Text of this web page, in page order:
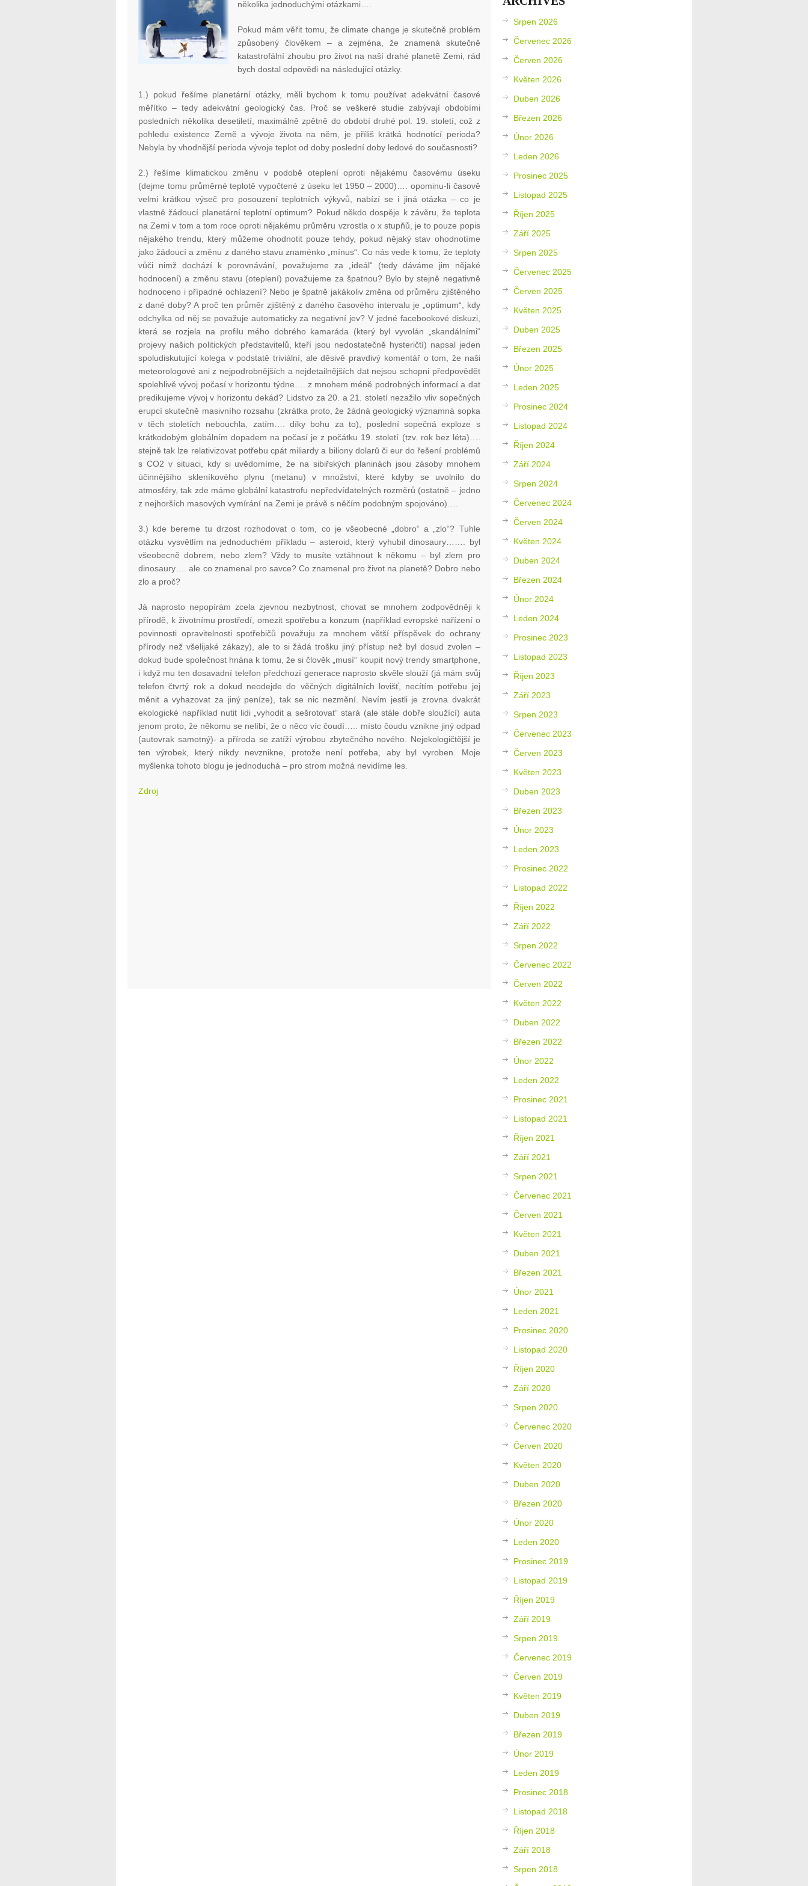
několika jednoduchými otázkami….
Pokud mám věřit tomu, že climate change je skutečně problém
způsobený člověkem – a zejména, že znamená skutečně
katastrofální zhoubu pro život na naší drahé planetě Zemi, rád
bych dostal odpovědi na následující otázky.
1.) pokud řešíme planetární otázky, měli bychom k tomu používat adekvátní časové
měřítko – tedy adekvátní geologický čas. Proč se veškeré studie zabývají obdobími
posledních několika desetiletí, maximálně zpětně do období druhé pol. 19. století, což z
pohledu existence Země a vývoje života na něm, je příliš krátká hodnotící perioda?
Nebyla by vhodnější perioda vývoje teplot od doby poslední doby ledové do současnosti?
2.) řešíme klimatickou změnu v podobě oteplení oproti nějakému časovému úseku
(dejme tomu průměrné teplotě vypočtené z úseku let 1950 – 2000)…. opominu-li časově
velmi krátkou výseč pro posouzení teplotních výkyvů, nabízí se i jiná otázka – co je
vlastně žádoucí planetární teplotní optimum? Pokud někdo dospěje k závěru, že teplota
na Zemi v tom a tom roce oproti nějakému průměru vzrostla o x stupňů, je to pouze popis
nějakého trendu, který můžeme ohodnotit pouze tehdy, pokud nějaký stav ohodnotíme
jako žádoucí a změnu z daného stavu znaménko „mínus“. Co nás vede k tomu, že teploty
vůči nimž dochází k porovnávání, považujeme za „ideál“ (tedy dáváme jim nějaké
hodnocení) a změnu stavu (oteplení) považujeme za špatnou? Bylo by stejně negativně
hodnoceno i případné ochlazení? Nebo je špatně jakákoliv změna od průměru zjištěného
z dané doby? A proč ten průměr zjištěný z daného časového intervalu je „optimum“, kdy
odchylka od něj se považuje automaticky za negativní jev? V jedné facebookové diskuzi,
která se rozjela na profilu mého dobrého kamaráda (který byl vyvolán „skandálními“
projevy našich politických představitelů, kteří jsou nedostatečně hysteričtí) napsal jeden
spoludiskutující kolega v podstatě triviální, ale děsivě pravdivý komentář o tom, že naši
meteorologové ani z nejpodrobnějších a nejdetailnějších dat nejsou schopni předpovědět
spolehlivě vývoj počasí v horizontu týdne…. z mnohem méně podrobných informací a dat
predikujeme vývoj v horizontu dekád? Lidstvo za 20. a 21. století nezažilo vliv sopečných
erupcí skutečně masivního rozsahu (zkrátka proto, že žádná geologický významná sopka
v těch stoletích nebouchla, zatím…. díky bohu za to), poslední sopečná exploze s
krátkodobým globálním dopadem na počasí je z počátku 19. století (tzv. rok bez léta)….
stejně tak lze relativizovat potřebu cpát miliardy a biliony dolarů či eur do řešení problémů
s CO2 v situaci, kdy si uvědomíme, že na sibiřských planinách jsou zásoby mnohem
účinnějšího skleníkového plynu (metanu) v množství, které kdyby se uvolnilo do
atmosféry, tak zde máme globální katastrofu nepředvídatelných rozměrů (ostatně – jedno
z nejhorších masových vymírání na Zemi je právě s něčím podobným spojováno)….
3.) kde bereme tu drzost rozhodovat o tom, co je všeobecné „dobro“ a „zlo“? Tuhle
otázku vysvětlím na jednoduchém příkladu – asteroid, který vyhubil dinosaury……. byl
všeobecně dobrem, nebo zlem? Vždy to musíte vztáhnout k někomu – byl zlem pro
dinosaury…. ale co znamenal pro savce? Co znamenal pro život na planetě? Dobro nebo
zlo a proč?
Já naprosto nepopírám zcela zjevnou nezbytnost, chovat se mnohem zodpovědněji k
přírodě, k životnímu prostředí, omezit spotřebu a konzum (například evropské nařízení o
povinnosti opravitelnosti spotřebičů považuju za mnohem větší příspěvek do ochrany
přírody než všelijaké zákazy), ale to si žádá trošku jiný přístup než byl dosud zvolen –
dokud bude společnost hnána k tomu, že si člověk „musí“ koupit nový trendy smartphone,
i když mu ten dosavadní telefon předchozí generace naprosto skvěle slouží (já mám svůj
telefon čtvrtý rok a dokud neodejde do věčných digitálních lovišť, necítím potřebu jej
měnit a vyhazovat za jiný peníze), tak se nic nezmění. Nevím jestli je zrovna dvakrát
ekologické například nutit lidi „vyhodit a sešrotovat“ stará (ale stále dobře sloužící) auta
jenom proto, že někomu se nelíbí, že o něco víc čoudí….. místo čoudu vznikne jiný odpad
(autovrak samotný)- a příroda se zatíží výrobou zbytečného nového. Nejekologičtější je
ten výrobek, který nikdy nevznikne, protože není potřeba, aby byl vyroben. Moje
myšlenka tohoto blogu je jednoduchá – pro strom možná nevidíme les.
Zdroj
Srpen 2026
Červenec 2026
Červen 2026
Květen 2026
Duben 2026
Březen 2026
Únor 2026
Leden 2026
Prosinec 2025
Listopad 2025
Říjen 2025
Září 2025
Srpen 2025
Červenec 2025
Červen 2025
Květen 2025
Duben 2025
Březen 2025
Únor 2025
Leden 2025
Prosinec 2024
Listopad 2024
Říjen 2024
Září 2024
Srpen 2024
Červenec 2024
Červen 2024
Květen 2024
Duben 2024
Březen 2024
Únor 2024
Leden 2024
Prosinec 2023
Listopad 2023
Říjen 2023
Září 2023
Srpen 2023
Červenec 2023
Červen 2023
Květen 2023
Duben 2023
Březen 2023
Únor 2023
Leden 2023
Prosinec 2022
Listopad 2022
Říjen 2022
Září 2022
Srpen 2022
Červenec 2022
Červen 2022
Květen 2022
Duben 2022
Březen 2022
Únor 2022
Leden 2022
Prosinec 2021
Listopad 2021
Říjen 2021
Září 2021
Srpen 2021
Červenec 2021
Červen 2021
Květen 2021
Duben 2021
Březen 2021
Únor 2021
Leden 2021
Prosinec 2020
Listopad 2020
Říjen 2020
Září 2020
Srpen 2020
Červenec 2020
Červen 2020
Květen 2020
Duben 2020
Březen 2020
Únor 2020
Leden 2020
Prosinec 2019
Listopad 2019
Říjen 2019
Září 2019
Srpen 2019
Červenec 2019
Červen 2019
Květen 2019
Duben 2019
Březen 2019
Únor 2019
Leden 2019
Prosinec 2018
Listopad 2018
Říjen 2018
Září 2018
Srpen 2018